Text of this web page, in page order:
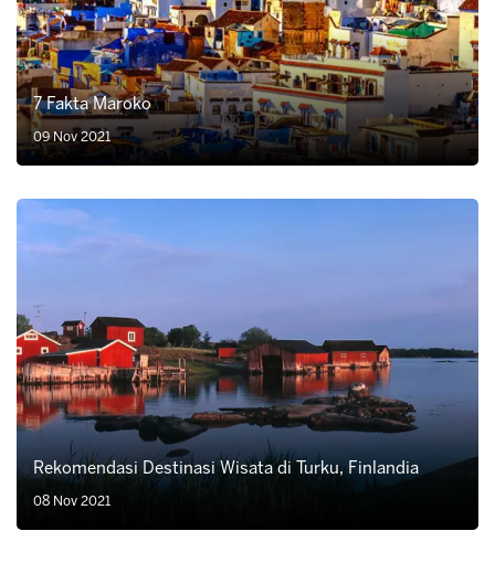
7 Fakta Maroko
09 Nov 2021
Rekomendasi Destinasi Wisata di Turku, Finlandia
08 Nov 2021